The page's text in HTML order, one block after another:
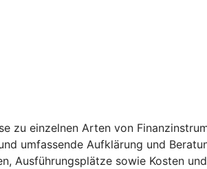
zu einzelnen Arten von
umfassende Aufklärung und
Ausführungsplätze sowie Kosten